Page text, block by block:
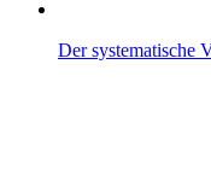
Der systematische